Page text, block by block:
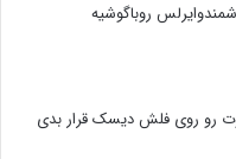
روباگوشیه
رو روی فلش دیسک قرار بدی